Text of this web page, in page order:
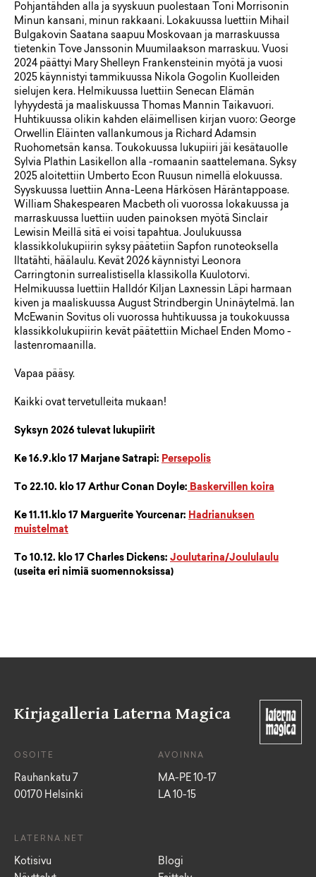
Pohjantähden alla ja syyskuun puolestaan Toni Morrisonin
Minun kansani, minun rakkaani. Lokakuussa luettiin Mihail
Bulgakovin Saatana saapuu Moskovaan ja marraskuussa
tietenkin Tove Janssonin Muumilaakson marraskuu. Vuosi
2024 päättyi Mary Shelleyn Frankensteinin myötä ja vuosi
2025 käynnistyi tammikuussa Nikola Gogolin Kuolleiden
sielujen kera. Helmikuussa luettiin Senecan Elämän
lyhyydestä ja maaliskuussa Thomas Mannin Taikavuori.
Huhtikuussa olikin kahden eläimellisen kirjan vuoro: George
Orwellin Eläinten vallankumous ja Richard Adamsin
Ruohometsän kansa. Toukokuussa lukupiiri jäi kesätauolle
Sylvia Plathin Lasikellon alla -romaanin saattelemana. Syksy
2025 aloitettiin Umberto Econ Ruusun nimellä elokuussa.
Syyskuussa luettiin Anna-Leena Härkösen Häräntappoase.
William Shakespearen Macbeth oli vuorossa lokakuussa ja
marraskuussa luettiin uuden painoksen myötä Sinclair
Lewisin Meillä sitä ei voisi tapahtua. Joulukuussa
klassikkolukupiirin syksy päätetiin Sapfon runoteoksella
Iltatähti, häälaulu. Kevät 2026 käynnistyi Leonora
Carringtonin surrealistisella klassikolla Kuulotorvi.
Helmikuussa luettiin Halldór Kiljan Laxnessin Läpi harmaan
kiven ja maaliskuussa August Strindbergin Uninäytelmä. Ian
McEwanin Sovitus oli vuorossa huhtikuussa ja toukokuussa
klassikkolukupiirin kevät päätettiin Michael Enden Momo -
lastenromaanilla.
Vapaa pääsy.
Kaikki ovat tervetulleita mukaan!
Syksyn 2026 tulevat lukupiirit
Ke 16.9.klo 17 Marjane Satrapi: Persepolis
To 22.10. klo 17 Arthur Conan Doyle: Baskervillen koira
Ke 11.11.klo 17 Marguerite Yourcenar: Hadrianuksen
muistelmat
To 10.12. klo 17 Charles Dickens: Joulutarina/Joululaulu
(useita eri nimiä suomennoksissa)
Kirjagalleria Laterna Magica
OSOITE
Rauhankatu 7
00170 Helsinki
AVOINNA
MA-PE 10-17
LA 10-15
LATERNA.NET
Kotisivu
Blogi